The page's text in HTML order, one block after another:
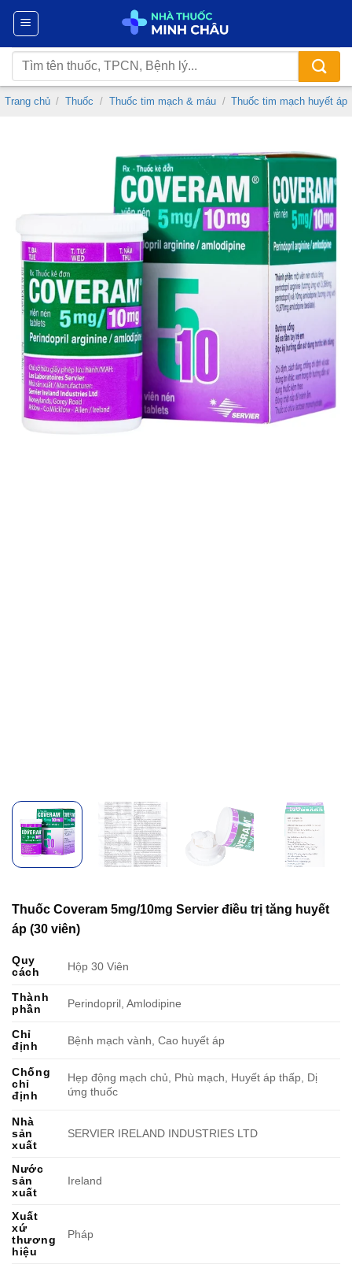
Chuyển
nội
dung
Tìm
kiếm:
Trang chủ / Thuốc / Thuốc tim mạch & máu / Thuốc tim mạch huyết áp
Thuốc Coveram 5mg/10mg Servier điều trị tăng huyết
áp (30 viên)
Quy
cách
Hộp 30 Viên
Thành
phần
Perindopril, Amlodipine
Chỉ
định
Bệnh mạch vành, Cao huyết áp
Chống
chỉ
định
Hẹp động mạch chủ, Phù mạch, Huyết áp thấp, Dị
ứng thuốc
Nhà
sản
xuất
SERVIER IRELAND INDUSTRIES LTD
Nước
sản
xuất
Ireland
Xuất
xứ
thương
hiệu
Pháp